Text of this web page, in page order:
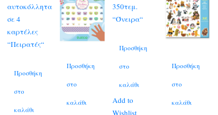
Προσθήκη
στο
καλάθι
Προσθήκη
στο
καλάθι
Προσθήκη
στο
καλάθι
Add to
Wishlist
Προσθήκη
στο
καλάθι